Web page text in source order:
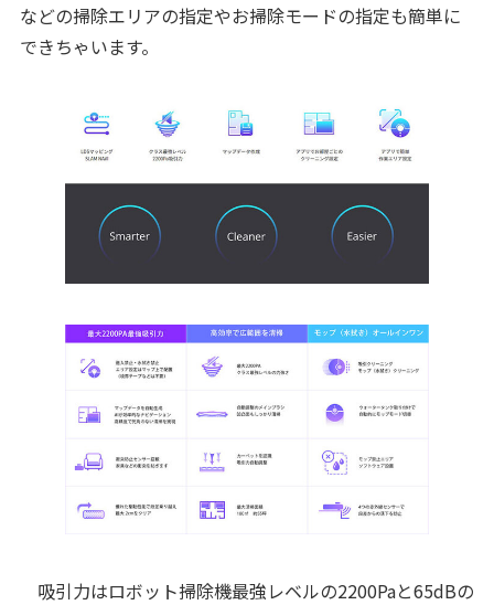
などの掃除エリアの指定やお掃除モードの指定も簡単に
できちゃいます。
吸引力はロボット掃除機最強レベルの2200Paと65dBの